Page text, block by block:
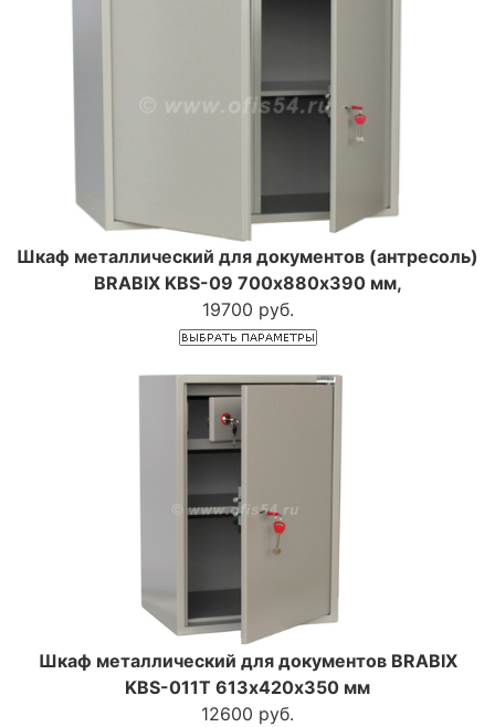
Шкаф металлический для документов (антресоль)
BRABIX KBS-09 700х880х390 мм,
19700 руб.
Шкаф металлический для документов BRABIX
KBS-011Т 613х420х350 мм
12600 руб.